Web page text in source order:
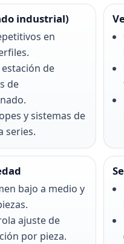
industrial)
en
de
de
y sistemas de
series.
bajo a medio y
ajuste de
por pieza.